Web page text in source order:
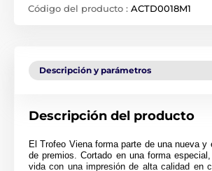
Código del producto : ACTD0018M1
Descripción y parámetros
Descripción del producto
El Trofeo Vienaforma parte de una nueva y
de premios. Cortado en una forma
vida con una impresión de alta calidad en